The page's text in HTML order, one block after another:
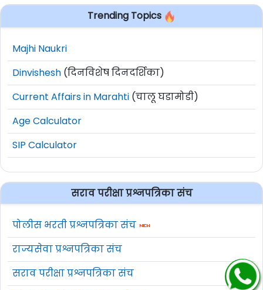
Trending Topics
Majhi Naukri
Dinvishesh (दिनविशेष दिनदर्शिका)
Current Affairs in Marahti (चालू घडामोडी)
Age Calculator
SIP Calculator
सराव परीक्षा प्रश्नपत्रिका संच
पोलीस भरती प्रश्नपत्रिका संच
राज्यसेवा प्रश्नपत्रिका संच
सराव परीक्षा प्रश्नपत्रिका संच